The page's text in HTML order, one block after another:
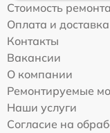
Стоимость ремонта
Оплата и доставка
Контакты
Вакансии
О компании
Ремонтируемые
Наши услуги
Согласие на